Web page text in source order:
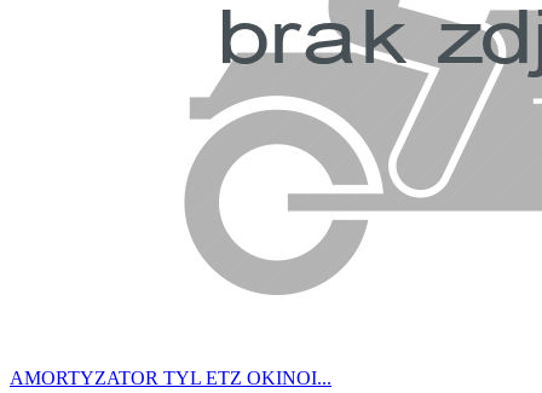
AMORTYZATOR TYL ETZ OKINOI...